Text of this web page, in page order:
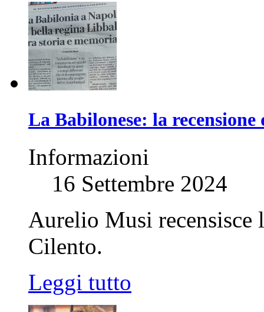
La Babilonese: la
Informazioni
16 Settembre 2024
Aurelio Musi
Cilento.
Leggi tutto